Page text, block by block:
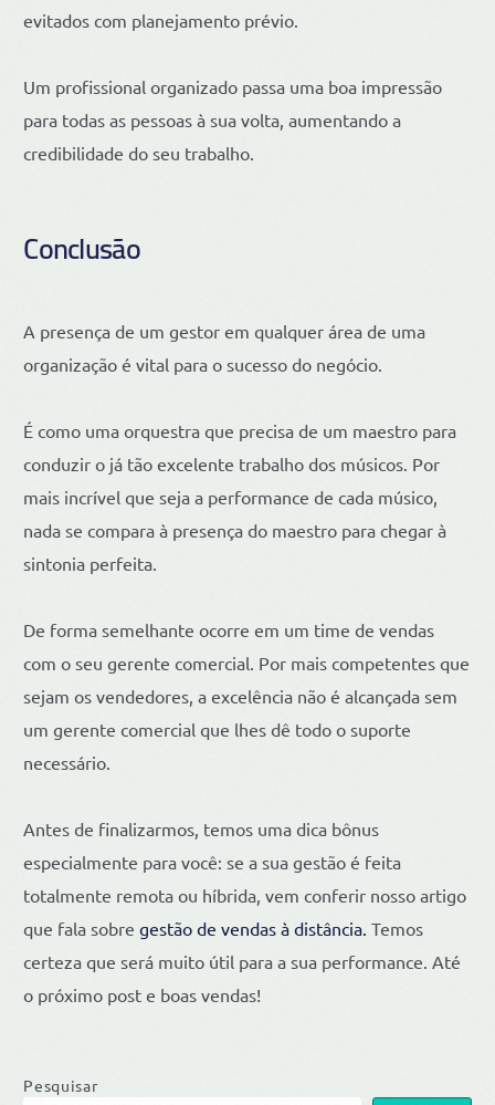
evitados com planejamento prévio.
Um profissional organizado passa uma boa impressão
para todas as pessoas à sua volta, aumentando a
credibilidade do seu trabalho.
Conclusão
A presença de um gestor em qualquer área de uma
organização é vital para o sucesso do negócio.
É como uma orquestra que precisa de um maestro para
conduzir o já tão excelente trabalho dos músicos. Por
mais incrível que seja a performance de cada músico,
nada se compara à presença do maestro para chegar à
sintonia perfeita.
De forma semelhante ocorre em um time de vendas
com o seu gerente comercial. Por mais competentes que
sejam os vendedores, a excelência não é alcançada sem
um gerente comercial que lhes dê todo o suporte
necessário.
Antes de finalizarmos, temos uma dica bônus
especialmente para você: se a sua gestão é feita
totalmente remota ou híbrida, vem conferir nosso artigo
que fala sobregestão de vendas à distância. Temos
certeza que será muito útil para a sua performance. Até
o próximo post e boas vendas!
Pesquisar